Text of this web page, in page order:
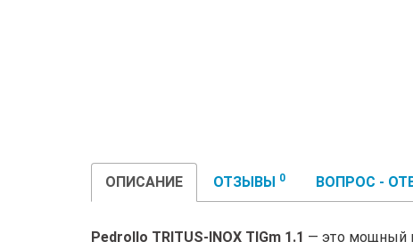
ОПИСАНИЕ ОТЗЫВЫ 0 ВОПРОС -
Pedrollo TRITUS-INOX TIGm 1.1 — это мощный